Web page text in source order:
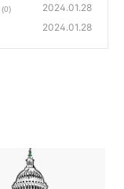
(0) 2024.01.28
2024.01.28